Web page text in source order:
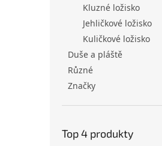
Kluzné ložisko
Jehličkové ložisko
Kuličkové ložisko
Duše a pláště
Různé
Značky
Top 4 produkty